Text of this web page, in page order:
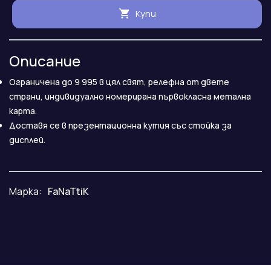
Купи
Описание
Ограничена до 9 995 в цял свят, релефна от двете
страни, индивидуално номерирана първокласна метална
карта.
Доставя се в презентационна кутия със стойка за
дисплей.
Марка: FaNaTtiK